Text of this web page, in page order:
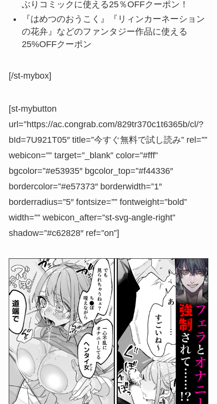
ぶりコミックに使える25％OFFクーポン！
『はめつのおうこく』『リィンカーネーション
の花弁』などのファンタジー作品に使える
25%OFFクーポン
[/st-mybox]
[st-mybutton
url=”https://ac.congrab.com/829tr370c1t6365b/cl/?
bId=7U921T05″ title=”今すぐ無料で試し読み” rel=””
webicon=”” target=”_blank” color=”#fff”
bgcolor=”#e53935″ bgcolor_top=”#f44336″
bordercolor=”#e57373″ borderwidth=”1″
borderradius=”5″ fontsize=”” fontweight=”bold”
width=”” webicon_after=”st-svg-angle-right”
shadow=”#c62828″ ref=”on”]